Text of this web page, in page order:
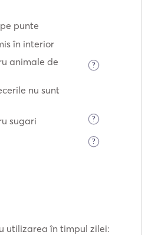
punte
în interior
animale de
?
nu sunt
sugari
?
?
utilizarea în timpul zilei: